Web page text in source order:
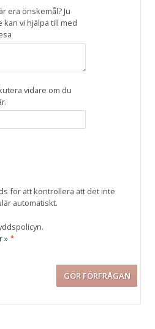
era önskemål? Ju
kan vi hjälpa till med
vidare om du
för att kontrollera att det inte
automatiskt.
» *